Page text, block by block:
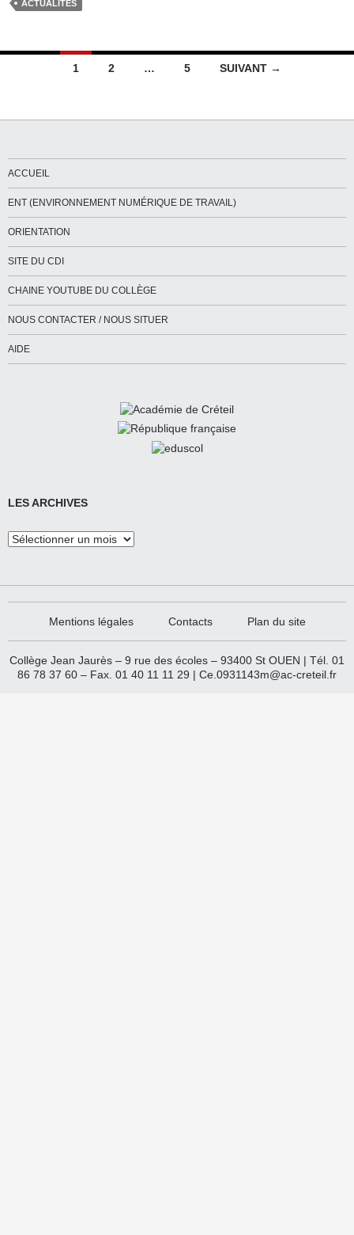
ACTUALITÉS
Navigation
articles
1 2 … 5 SUIVANT →
ACCUEIL
ENT (ENVIRONNEMENT NUMÉRIQUE DE TRAVAIL)
ORIENTATION
SITE DU CDI
CHAINE YOUTUBE DU COLLÈGE
NOUS CONTACTER / NOUS SITUER
AIDE
LES ARCHIVES
Les
Mentions légales Contacts Plan du site
Collège Jean Jaurès – 9 rue des écoles – 93400 St OUEN | Tél. 01
86 78 37 60 – Fax. 01 40 11 11 29 | Ce.0931143m@ac-creteil.fr